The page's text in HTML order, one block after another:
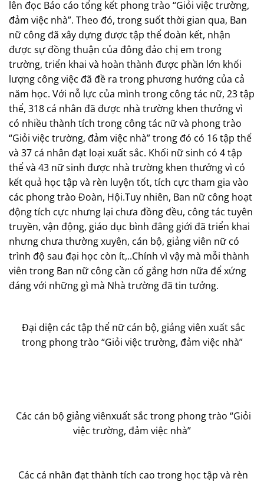
lên đọc Báo cáo tổng kết phong trào “Giỏi việc trường,
đảm việc nhà”. Theo đó, trong suốt thời gian qua, Ban
nữ công đã xây dựng được tập thể đoàn kết, nhận
được sự đồng thuận của đông đảo chị em trong
trường, triển khai và hoàn thành được phần lớn khối
lượng công việc đã đề ra trong phương hướng của cả
năm học. Với nỗ lực của mình trong công tác nữ, 23 tập
thể, 318 cá nhân đã được nhà trường khen thưởng vì
có nhiều thành tích trong công tác nữ và phong trào
“Giỏi việc trường, đảm việc nhà” trong đó có 16 tập thể
và 37 cá nhân đạt loại xuất sắc. Khối nữ sinh có 4 tập
thể và 43 nữ sinh được nhà trường khen thưởng vì có
kết quả học tập và rèn luyện tốt, tích cực tham gia vào
các phong trào Đoàn, Hội.Tuy nhiên, Ban nữ công hoạt
động tích cực nhưng lại chưa đồng đều, công tác tuyên
truyền, vận động, giáo dục bình đẳng giới đã triển khai
nhưng chưa thường xuyên, cán bộ, giảng viên nữ có
trình độ sau đại học còn ít,..Chính vì vậy mà mỗi thành
viên trong Ban nữ công cần cố gắng hơn nữa để xứng
đáng với những gì mà Nhà trường đã tin tưởng.
Đại diện các tập thể nữ cán bộ, giảng viên xuất sắc
trong phong trào “Giỏi việc trường, đảm việc nhà”
Các cán bộ giảng viênxuất sắc trong phong trào “Giỏi
việc trường, đảm việc nhà”
Các cá nhân đạt thành tích cao trong học tập và rèn